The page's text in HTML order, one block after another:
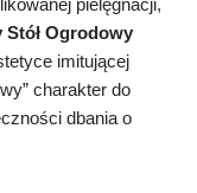
pielęgnacji,
Stół Ogrodowy
imitującej
charakter do
dbania o